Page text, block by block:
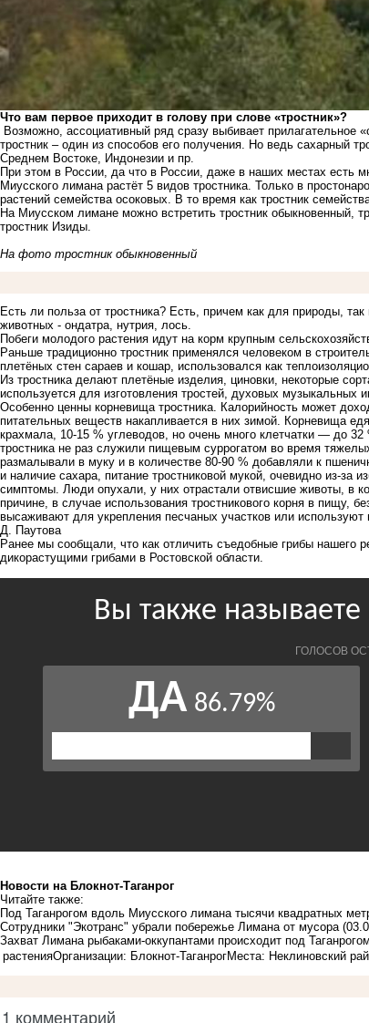
Что вам первое приходит в голову при слове «тростник»?
Возможно, ассоциативный ряд сразу выбивает прилагательное
тростник – один из способов его получения. Но ведь сахарный
Среднем Востоке, Индонезии и пр.
При этом в России, да что в России, даже в наших местах есть
Миусского лимана растёт 5 видов тростника. Только в
растений семейства осоковых. В то время как тростник
На Миусском лимане можно встретить тростник обыкновенный,
тростник Изиды.
На фото тростник обыкновенный
Есть ли польза от тростника? Есть, причем как для природы,
животных - ондатра, нутрия, лось.
Побеги молодого растения идут на корм крупным
Раньше традиционно тростник применялся человеком в
плетёных стен сараев и кошар, использовался как
Из тростника делают плетёные изделия, циновки, некоторые
используется для изготовления тростей, духовых музыкальных
Особенно ценны корневища тростника. Калорийность может
питательных веществ накапливается в них зимой. Корневища
крахмала, 10-15 % углеводов, но очень много клетчатки — до
тростника не раз служили пищевым суррогатом во время
размалывали в муку и в количестве 80-90 % добавляли к
и наличие сахара, питание тростниковой мукой, очевидно из-за
симптомы. Люди опухали, у них отрастали отвисшие животы, в
причине, в случае использования тростникового корня в пищу,
высаживают для укрепления песчаных участков или используют
Д. Паутова
Ранее мы сообщали, что как отличить съедобные грибы нашего
дикорастущими грибами в Ростовской области.
Новости на Блoкнoт-Таганрог
Читайте также:
Под Таганрогом вдоль Миусского лимана тысячи квадратных
Сотрудники "Экотранс" убрали побережье Лимана от мусора
Захват Лимана рыбаками-оккупантами происходит под Таганрогом
растенияОрганизации: Блокнот-ТаганрогМеста: Неклиновский
1 комментарий